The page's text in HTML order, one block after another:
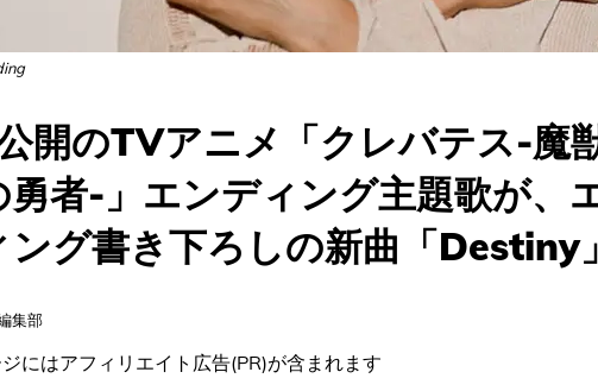
開のTVアニメ「クレバテス-魔
勇者-」エンディング主題歌が、
ング書き下ろしの新曲「Destiny
集部
にはアフィリエイト広告(PR)が含まれます